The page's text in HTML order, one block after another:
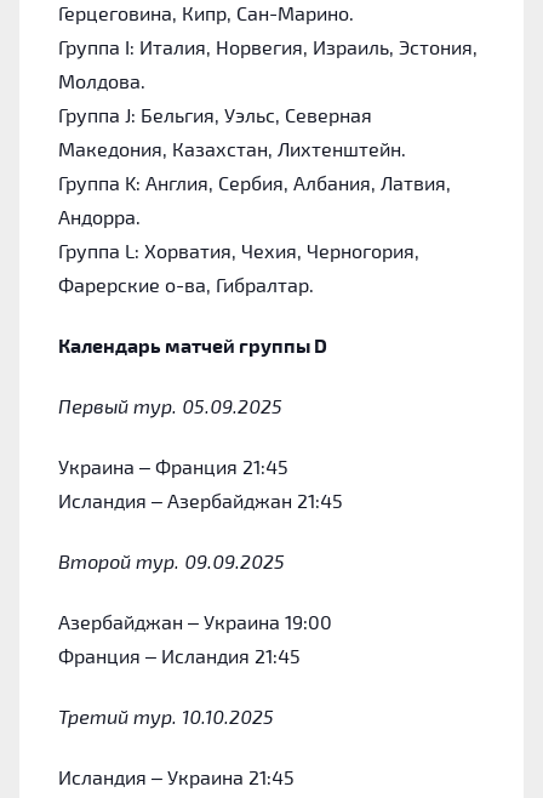
Герцеговина, Кипр, Сан-Марино.
Группа I: Италия, Норвегия, Израиль, Эстония,
Молдова.
Группа J: Бельгия, Уэльс, Северная
Македония, Казахстан, Лихтенштейн.
Группа K: Англия, Сербия, Албания, Латвия,
Андорра.
Группа L: Хорватия, Чехия, Черногория,
Фарерские о-ва, Гибралтар.
Календарь матчей группы D
Первый тур. 05.09.2025
Украина – Франция 21:45
Исландия – Азербайджан 21:45
Второй тур. 09.09.2025
Азербайджан – Украина 19:00
Франция – Исландия 21:45
Третий тур. 10.10.2025
Исландия – Украина 21:45